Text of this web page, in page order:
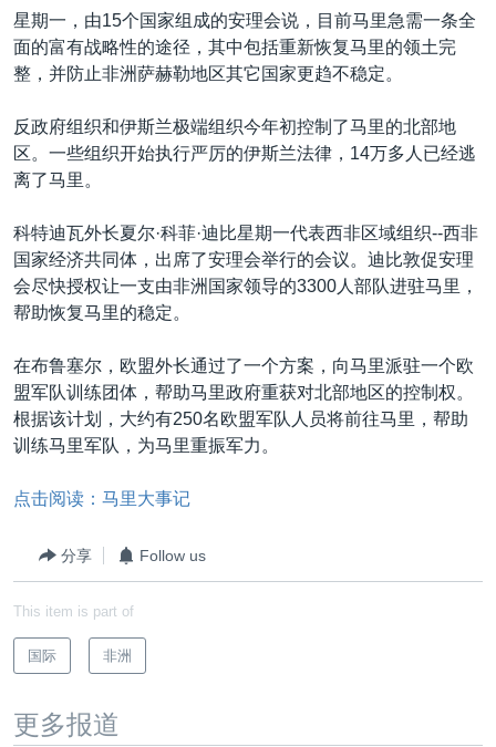
星期一，由15个国家组成的安理会说，目前马里急需一条全
面的富有战略性的途径，其中包括重新恢复马里的领土完
整，并防止非洲萨赫勒地区其它国家更趋不稳定。
反政府组织和伊斯兰极端组织今年初控制了马里的北部地
区。一些组织开始执行严厉的伊斯兰法律，14万多人已经逃
离了马里。
科特迪瓦外长夏尔·科菲·迪比星期一代表西非区域组织--西非
国家经济共同体，出席了安理会举行的会议。迪比敦促安理
会尽快授权让一支由非洲国家领导的3300人部队进驻马里，
帮助恢复马里的稳定。
在布鲁塞尔，欧盟外长通过了一个方案，向马里派驻一个欧
盟军队训练团体，帮助马里政府重获对北部地区的控制权。
根据该计划，大约有250名欧盟军队人员将前往马里，帮助
训练马里军队，为马里重振军力。
点击阅读：马里大事记
分享 Follow us
This item is part of
国际 非洲
更多报道